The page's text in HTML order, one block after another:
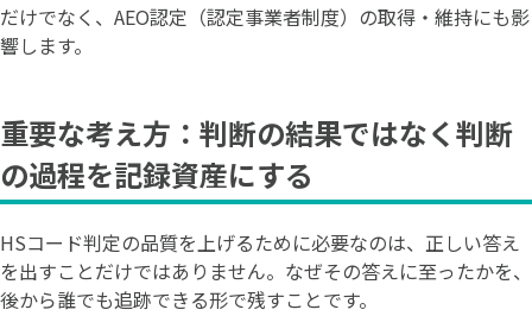
だけでなく、AEO認定（認定事業者制度）の取得・維持にも影
響します。
重要な考え方：判断の結果ではなく判断
の過程を記録資産にする
HSコード判定の品質を上げるために必要なのは、正しい答え
を出すことだけではありません。なぜその答えに至ったかを、
後から誰でも追跡できる形で残すことです。